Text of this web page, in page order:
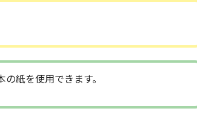
紙を使用できます。